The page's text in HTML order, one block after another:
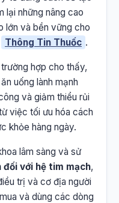
lại những nâng cao
lớn và bền vững cho
Thông Tin Thuốc .
hợp cho thấy,
uống lành mạnh
và giảm thiểu rủi
việc tối ưu hóa cách
khỏe hàng ngày.
lâm sàng và sử
đối với hệ tim mạch,
trị và cơ địa người
và dùng các dòng